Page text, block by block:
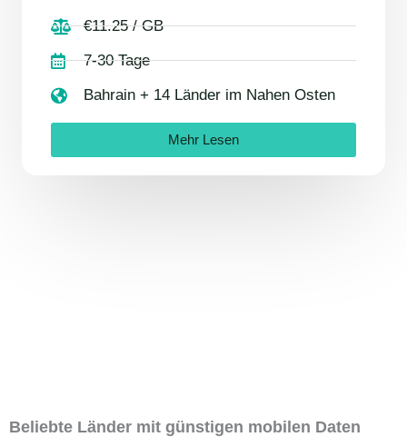
€11.25 / GB
7-30 Tage
Bahrain + 14 Länder im Nahen Osten
Mehr Lesen
Beliebte Länder mit günstigen mobilen Daten